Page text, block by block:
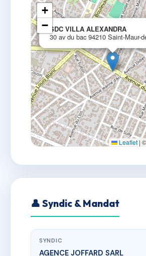
SDC VILLA ALEXANDRA
30 av du bac 94210 Saint-Maur-
+
−
Leaflet |
👤 Syndic & Mandat
SYNDIC
AGENCE JOFFARD SARL